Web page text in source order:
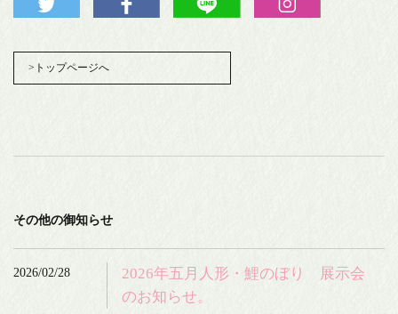
>トップページへ
その他の御知らせ
2026/02/28
2026年五月人形・鯉のぼり 展示会
のお知らせ。